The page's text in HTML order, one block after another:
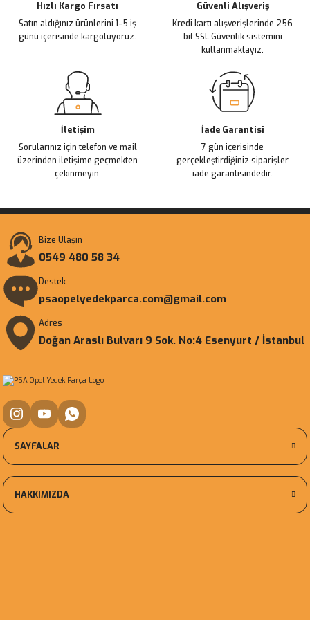
Ürün fiyatı diğer sitelerden daha pahalı.
Bu ürüne benzer farklı alternatifler olmalı.
Hızlı Kargo Fırsatı
Satın aldığınız ürünlerini 1-5 iş
günü içerisinde kargoluyoruz.
Güvenli Alışveriş
Kredi kartı alışverişlerinde 256
bit SSL Güvenlik sistemini
kullanmaktayız.
İletişim
Sorularınız için telefon ve mail
üzerinden iletişime geçmekten
çekinmeyin.
İade Garantisi
7 gün içerisinde
gerçekleştirdiğiniz siparişler
iade garantisindedir.
Bize Ulaşın
0549 480 58 34
Destek
psaopelyedekparca.com@gmail.com
Adres
Doğan Araslı Bulvarı 9 Sok. No:4 Esenyurt / İstanbul
SAYFALAR
HAKKIMIZDA